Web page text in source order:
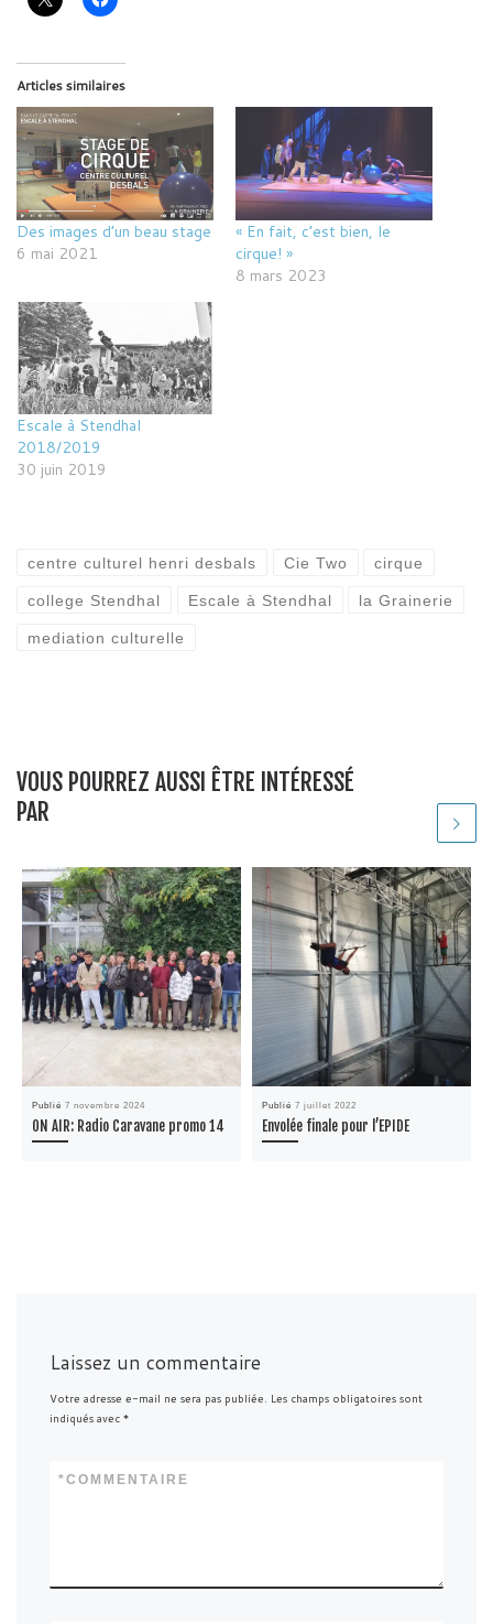
Articles similaires
Des images d’un beau stage
6 mai 2021
« En fait, c’est bien, le
cirque! »
8 mars 2023
Escale à Stendhal
2018/2019
30 juin 2019
centre culturel henri desbals Cie Two cirque
college Stendhal Escale à Stendhal la Grainerie
mediation culturelle
VOUS POURREZ AUSSI ÊTRE INTÉRESSÉ
PAR
Publié7 novembre 2024
ON AIR: Radio Caravane promo 14
Publié7 juillet 2022
Envolée finale pour l’EPIDE
Laissez un commentaire
Votre adresse e-mail ne sera pas publiée. Les champs obligatoires sont
indiqués avec *
COMMENTAIRE
*